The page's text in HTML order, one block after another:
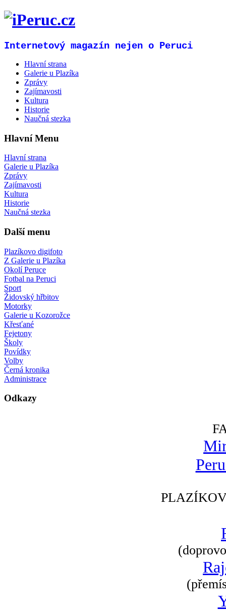
Internetový magazín nejen o Peruci
Hlavní strana
Galerie u Plazíka
Zprávy
Zajímavosti
Kultura
Historie
Naučná stezka
Hlavní Menu
Hlavní strana
Galerie u Plazíka
Zprávy
Zajímavosti
Kultura
Historie
Naučná stezka
Další menu
Plazíkovo digifoto
Z Galerie u Plazíka
Okolí Peruce
Fotbal na Peruci
Sport
Židovský hřbitov
Motorky
Galerie u Kozorožce
Křesťané
Fejetony
Školy
Povídky
Volby
Černá kronika
Administrace
Odkazy